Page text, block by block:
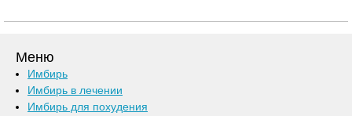
Меню
Имбирь
Имбирь в лечении
Имбирь для похудения